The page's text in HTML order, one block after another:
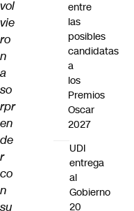
vol
vie
ro
n
a
so
rpr
en
de
r
co
n
su
entre
las
posibles
candidatas
a
los
Premios
Oscar
2027
UDI
entrega
al
Gobierno
20